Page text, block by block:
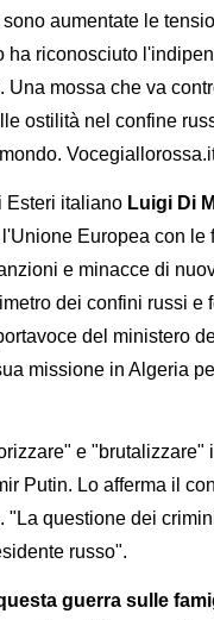
aumentate le
ha riconosciuto
Una mossa che va
ostilità nel confine
Esteri italiano Luigi Di
Europea con
e minacce di
dei confini russi
del ministero
missione in Algeria
e
Putin. Lo afferma il
. "La questione dei
russo".
guerra sulle